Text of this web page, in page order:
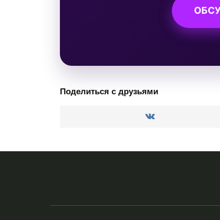
Поделиться с друзьями